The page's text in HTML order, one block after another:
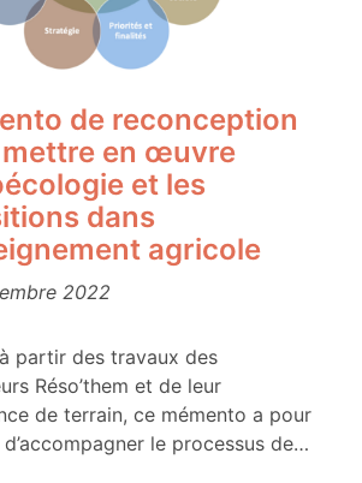
de reconception
en œuvre
et les
dans
agricole
2022
partir des travaux des
Réso’them et de leur
de terrain, ce mémento a pour
le processus de…